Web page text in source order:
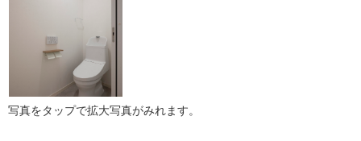
写真をタップで拡大写真がみれます。